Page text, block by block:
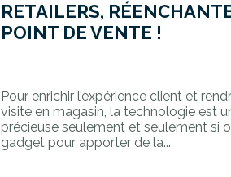
RETAILERS,
POINT DE VENTE !
Pour enrichir l’expérience client et
visite en magasin, la technologie est
précieuse seulement et seulement si
gadget pour apporter de la...